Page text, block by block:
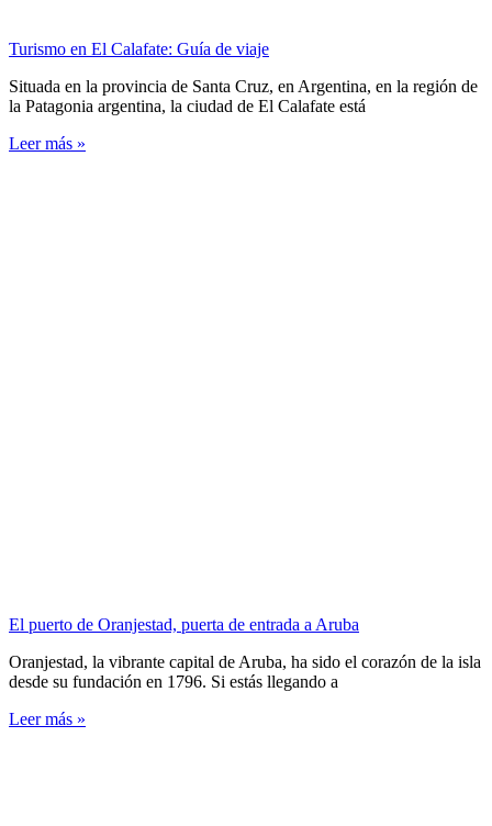
Turismo en El Calafate: Guía de viaje
Situada en la provincia de Santa Cruz, en Argentina, en la región de
la Patagonia argentina, la ciudad de El Calafate está
Leer más »
El puerto de Oranjestad, puerta de entrada a Aruba
Oranjestad, la vibrante capital de Aruba, ha sido el corazón de la isla
desde su fundación en 1796. Si estás llegando a
Leer más »